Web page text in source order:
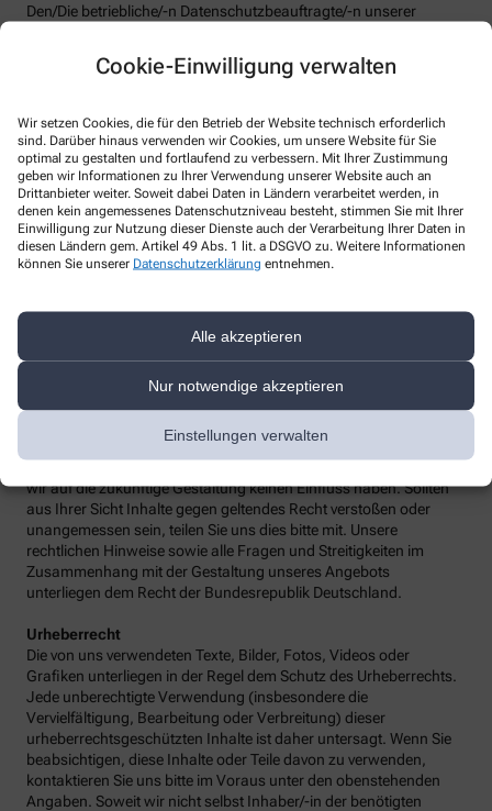
Cookie-Einwilligung verwalten
Wir setzen Cookies, die für den Betrieb der Website technisch erforderlich
sind. Darüber hinaus verwenden wir Cookies, um unsere Website für Sie
optimal zu gestalten und fortlaufend zu verbessern. Mit Ihrer Zustimmung
geben wir Informationen zu Ihrer Verwendung unserer Website auch an
Drittanbieter weiter. Soweit dabei Daten in Ländern verarbeitet werden, in
denen kein angemessenes Datenschutzniveau besteht, stimmen Sie mit Ihrer
Einwilligung zur Nutzung dieser Dienste auch der Verarbeitung Ihrer Daten in
diesen Ländern gem. Artikel 49 Abs. 1 lit. a DSGVO zu. Weitere Informationen
können Sie unserer Datenschutzerklärung entnehmen.
Alle akzeptieren
Nur notwendige akzeptieren
Einstellungen verwalten
Den/Die betriebliche/-n Datenschutzbeauftragte/-n unserer
Fax
:
Email:
Website:
Weitere Hinweise
Streitschlichtung
Wir sind weder verpflichtet noch bereit, an einem
Wir sind für unsere Inhalte verantwortlich. Alle Inhalte werden mit
der gebotenen Sorgfalt und nach bestem Wissen erstellt. Soweit
Vollständigkeit der verlinkten Inhalte übernehmen, da diese
wir auf die zukünftige Gestaltung keinen Einfluss haben. Sollten
aus Ihrer Sicht Inhalte gegen geltendes Recht verstoßen oder
unangemessen sein, teilen Sie uns dies bitte mit. Unsere
rechtlichen Hinweise sowie alle Fragen und Streitigkeiten im
Zusammenhang mit der Gestaltung unseres Angebots
unterliegen dem Recht der Bundesrepublik Deutschland.
Urheberrecht
Die von uns verwendeten Texte, Bilder, Fotos, Videos oder
Grafiken unterliegen in der Regel dem Schutz des Urheberrechts.
Jede unberechtigte Verwendung (insbesondere die
Vervielfältigung, Bearbeitung oder Verbreitung) dieser
urheberrechtsgeschützten Inhalte ist daher untersagt. Wenn Sie
beabsichtigen, diese Inhalte oder Teile davon zu verwenden,
kontaktieren Sie uns bitte im Voraus unter den obenstehenden
Angaben. Soweit wir nicht selbst Inhaber/-in der benötigten